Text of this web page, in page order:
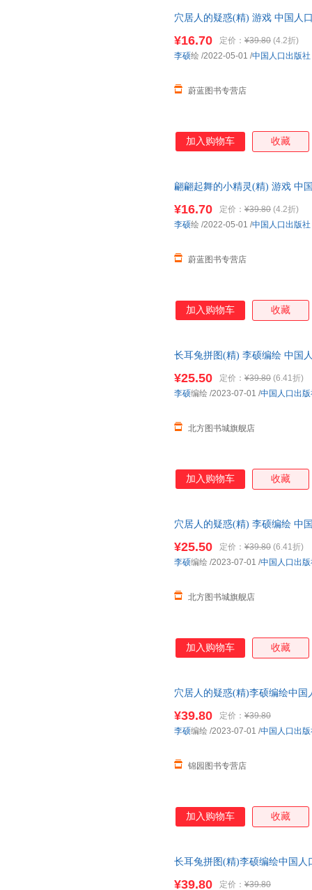
穴居人的疑惑(精) 游戏 中国人
¥16.70 定价： ¥39.80 (4.2折)
蔚蓝图书专营店
李硕绘 /2022-05-01 /中国人口出版社
加入购物车 收藏
翩翩起舞的小精灵(精) 游戏 中
¥16.70 定价： ¥39.80 (4.2折)
蔚蓝图书专营店
李硕绘 /2022-05-01 /中国人口出版社
加入购物车 收藏
长耳兔拼图(精) 李硕编绘 中国
¥25.50 定价： ¥39.80 (6.41折)
北方图书城旗舰店
李硕编绘 /2023-07-01 /中国人口出
加入购物车 收藏
穴居人的疑惑(精) 李硕编绘 中
¥25.50 定价： ¥39.80 (6.41折)
北方图书城旗舰店
李硕编绘 /2023-07-01 /中国人口出
加入购物车 收藏
穴居人的疑惑(精)李硕编绘中国
¥39.80 定价： ¥39.80
锦园图书专营店
李硕编绘 /2023-07-01 /中国人口出
加入购物车 收藏
长耳兔拼图(精)李硕编绘中国人
¥39.80 定价： ¥39.80